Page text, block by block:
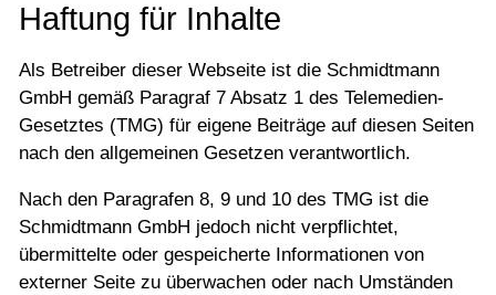
Service
Recht
Urheberrecht
Haftungsausschluss
Haftung für Inhalte
Als Betreiber dieser Webseite ist die Schmidtmann
GmbH gemäß Paragraf 7 Absatz 1 des Telemedien-
Gesetztes (TMG) für eigene Beiträge auf diesen Seiten
nach den allgemeinen Gesetzen verantwortlich.
Nach den Paragrafen 8, 9 und 10 des TMG ist die
Schmidtmann GmbH jedoch nicht verpflichtet,
übermittelte oder gespeicherte Informationen von
externer Seite zu überwachen oder nach Umständen